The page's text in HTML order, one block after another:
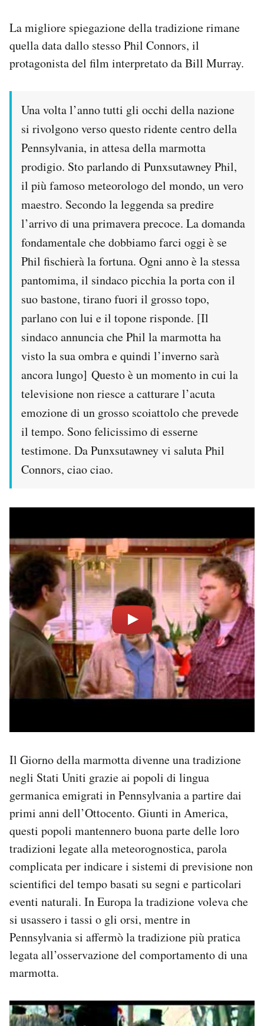
La migliore spiegazione della tradizione rimane
quella data dallo stesso Phil Connors, il
protagonista del film interpretato da Bill Murray.
Una volta l’anno tutti gli occhi della nazione
si rivolgono verso questo ridente centro della
Pennsylvania, in attesa della marmotta
prodigio. Sto parlando di Punxsutawney Phil,
il più famoso meteorologo del mondo, un vero
maestro. Secondo la leggenda sa predire
l’arrivo di una primavera precoce. La domanda
fondamentale che dobbiamo farci oggi è se
Phil fischierà la fortuna. Ogni anno è la stessa
pantomima, il sindaco picchia la porta con il
suo bastone, tirano fuori il grosso topo,
parlano con lui e il topone risponde. [Il
sindaco annuncia che Phil la marmotta ha
visto la sua ombra e quindi l’inverno sarà
ancora lungo] Questo è un momento in cui la
televisione non riesce a catturare l’acuta
emozione di un grosso scoiattolo che prevede
il tempo. Sono felicissimo di esserne
testimone. Da Punxsutawney vi saluta Phil
Connors, ciao ciao.
Il Giorno della marmotta divenne una tradizione
negli Stati Uniti grazie ai popoli di lingua
germanica emigrati in Pennsylvania a partire dai
primi anni dell’Ottocento. Giunti in America,
questi popoli mantennero buona parte delle loro
tradizioni legate alla meteorognostica, parola
complicata per indicare i sistemi di previsione non
scientifici del tempo basati su segni e particolari
eventi naturali. In Europa la tradizione voleva che
si usassero i tassi o gli orsi, mentre in
Pennsylvania si affermò la tradizione più pratica
legata all’osservazione del comportamento di una
marmotta.